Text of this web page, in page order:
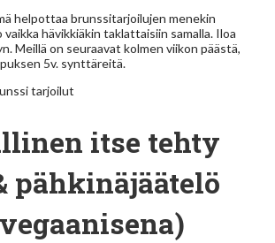
helpottaa brunssitarjoilujen menekin
vaikka hävikkiäkin taklattaisiin samalla. Iloa
Meillä on seuraavat kolmen viikon päästä,
5v. synttäreitä.
tarjoilut
itse tehty
pähkinäjäätelö